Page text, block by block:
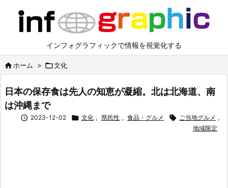
インフォグラフィックで情報を視覚化する
ホーム > 文化
日本の保存食は先人の知恵が凝縮。北は北海道、南
は沖縄まで
 2023-12-02  文化 , 県民性 , 食品・グルメ  ご当地グルメ ,
地域限定